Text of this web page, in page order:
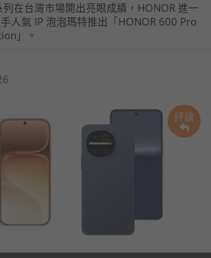
評論
在台灣市場開出亮眼成績，HONOR 進一
人氣 IP 泡泡瑪特推出「HONOR 600 Pro
」。